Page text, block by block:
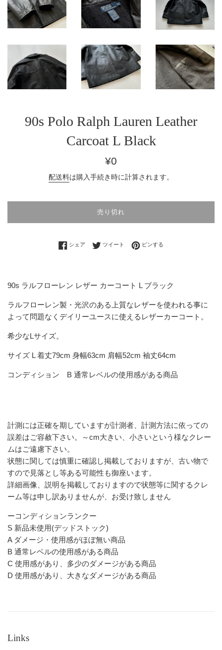
90s Polo Ralph Lauren Leather
Carcoat L Black
通
価
¥0
配送料は購入手続き時に計算されます。
売り切れ
シェア Facebookでシェアする
ツイート Twitterに投稿する
ピンする
90s ラルフローレン レザー カーコート L ブラック
ラルフローレン製・光沢のある上質なレザーを使われる事に
よって問題なくデイリーユースに使えるレザーカーコート。
希少なLサイズ。
サイズ L 着丈79cm 身幅63cm 肩幅52cm 袖丈64cm
コンディション B 通常レベルの使用感がある商品
計測には正確を期していますが計測者、計測方法に依っての
誤差はご容赦下さい。～cm大きい、小さいという様なクレー
ムはご遠慮下さい。
状態に関しては慎重に確認し掲載しておりますが、古い物で
すので見落とし等ある可能性も御座います。
詳細画像、説明を掲載しておりますので状態等に関するクレ
ーム等は申し訳ありませんが、お受け致しません
ーコンディションランクー
S 新品未使用(デッドストック)
A ダメージ・使用感がほぼ無い商品
B 通常レベルの使用感がある商品
C 使用感があり、多少のダメージがある商品
D 使用感があり、大きなダメージがある商品
Links